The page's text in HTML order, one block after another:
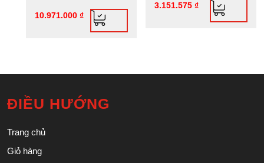
10.971.000 ₫
3.151.575₫
ĐIỀU HƯỚNG
Trang chủ
Giỏ hàng